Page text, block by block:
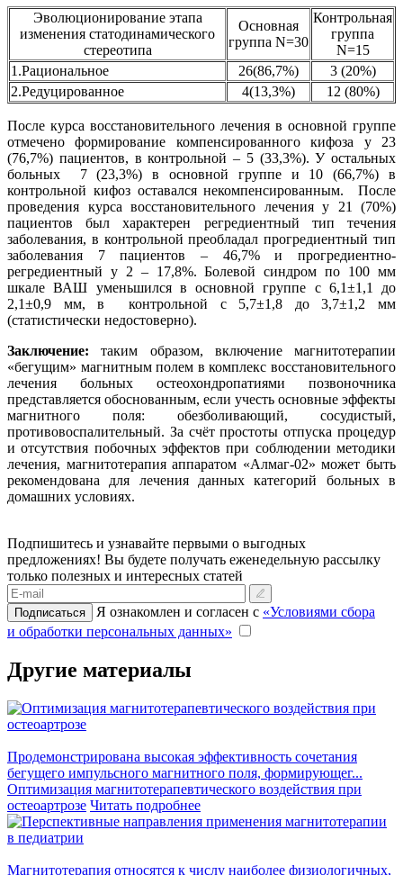
Эволюционирование этапа
изменения статодинамического
стереотипа
Основная
группа N=30
Контрольная
группа
N=15
1.Рациональное
26(86,7%)
3 (20%)
2.Редуцированное
4(13,3%) 12 (80%)
После курса восстановительного лечения в основной группе
отмечено формирование компенсированного кифоза у 23
(76,7%) пациентов, в контрольной – 5 (33,3%). У остальных
больных 7 (23,3%) в основной группе и 10 (66,7%) в
контрольной кифоз оставался некомпенсированным. После
проведения курса восстановительного лечения у 21 (70%)
пациентов был характерен регредиентный тип течения
заболевания, в контрольной преобладал прогредиентный тип
заболевания 7 пациентов – 46,7% и прогредиентно-
регредиентный у 2 – 17,8%. Болевой синдром по 100 мм
шкале ВАШ уменьшился в основной группе с 6,1±1,1 до
2,1±0,9 мм, в контрольной с 5,7±1,8 до 3,7±1,2 мм
(статистически недостоверно).
Заключение: таким образом, включение магнитотерапии
«бегущим» магнитным полем в комплекс восстановительного
лечения больных остеохондропатиями позвоночника
представляется обоснованным, если учесть основные эффекты
магнитного поля: обезболивающий, сосудистый,
противовоспалительный. За счёт простоты отпуска процедур
и отсутствия побочных эффектов при соблюдении методики
лечения, магнитотерапия аппаратом «Алмаг-02» может быть
рекомендована для лечения данных категорий больных в
домашних условиях.
Подпишитесь и узнавайте первыми о выгодных
предложениях! Вы будете получать еженедельную рассылку
только полезных и интересных статей
Подписаться Я ознакомлен и согласен с «Условиями сбора
и обработки персональных данных»
Другие материалы
Продемонстрирована высокая эффективность сочетания
бегущего импульсного магнитного поля, формирующег...
Оптимизация магнитотерапевтического воздействия при
остеоартрозе Читать подробнее
Магнитотерапия относятся к числу наиболее физиологичных,